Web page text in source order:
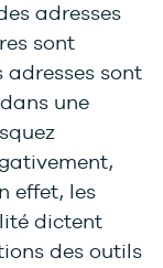
adresses
sont
adresses sont
une
effet, les
dictent
des outils